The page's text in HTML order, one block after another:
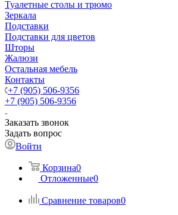
Туалетные столы и трюмо
Зеркала
Подставки
Подставки для цветов
Шторы
Жалюзи
Остальная мебель
Контакты
+7 (905) 506-9356
+7 (905) 506-9356
Заказать звонок
Задать вопрос
Войти
Корзина0
Отложенные0
Сравнение товаров0